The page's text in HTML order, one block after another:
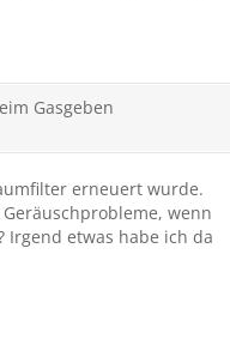
Gasgeben
erneuert wurde.
wenn
etwas habe ich da